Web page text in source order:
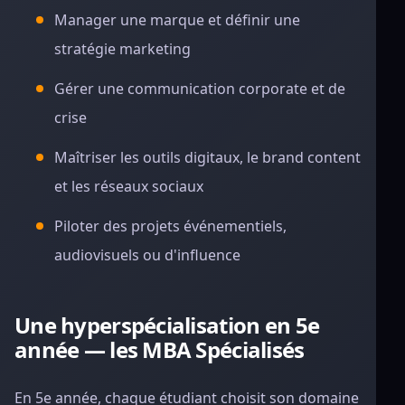
Manager une marque et définir une
stratégie marketing
Gérer une communication corporate et de
crise
Maîtriser les outils digitaux, le brand content
et les réseaux sociaux
Piloter des projets événementiels,
audiovisuels ou d'influence
Une hyperspécialisation en 5e
année — les MBA Spécialisés
En 5e année, chaque étudiant choisit son domaine